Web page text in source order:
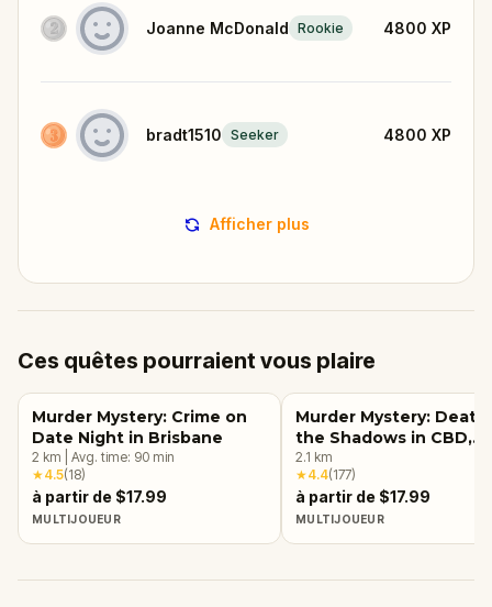
Joanne McDonald Rookie 4800 XP
bradt1510 Seeker 4800 XP
Afficher plus
Ces quêtes pourraient vous plaire
Murder Mystery: Crime on
Date Night in Brisbane
2 km Avg. time: 90 min
★4.5(18)
à partir de $17.99
MULTIJOUEUR
Murder Mystery: Death
the Shadows in CBD,
Brisbane
2.1 km
★4.4(177)
à partir de $17.99
MULTIJOUEUR